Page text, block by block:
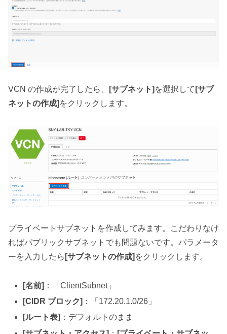
VCN の作成が完了したら、 [サブネット] を選択して [サブ
ネットの作成] をクリックします。
プライベートサブネットを作成してみます。こだわりなけ
ればパブリックサブネットでも問題ないです。パラメータ
ーを入力したら [サブネットの作成] をクリックします。
[名前] ：「ClientSubnet」
[CIDR ブロック] ：「172.20.1.0/26」
[ルート表] ：デフォルトのまま